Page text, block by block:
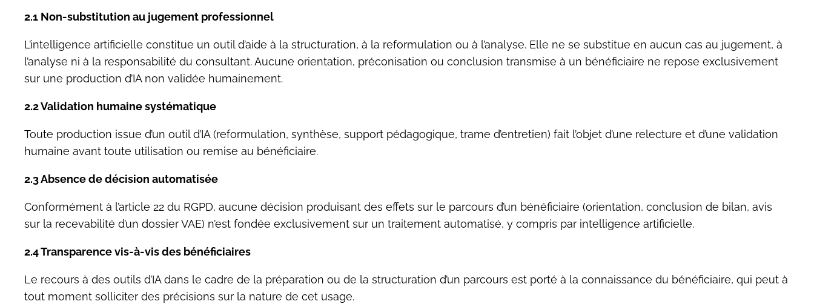
2.1 Non-substitution au jugement professionnel
L’intelligence artificielle constitue un outil d’aide à la structuration, à la reformulation ou à l’analyse. Elle ne se substitue en aucun cas au jugement, à
l’analyse ni à la responsabilité du consultant. Aucune orientation, préconisation ou conclusion transmise à un bénéficiaire ne repose exclusivement
sur une production d’IA non validée humainement.
2.2 Validation humaine systématique
Toute production issue d’un outil d’IA (reformulation, synthèse, support pédagogique, trame d’entretien) fait l’objet d’une relecture et d’une validation
humaine avant toute utilisation ou remise au bénéficiaire.
2.3 Absence de décision automatisée
Conformément à l’article 22 du RGPD, aucune décision produisant des effets sur le parcours d’un bénéficiaire (orientation, conclusion de bilan, avis
sur la recevabilité d’un dossier VAE) n’est fondée exclusivement sur un traitement automatisé, y compris par intelligence artificielle.
2.4 Transparence vis-à-vis des bénéficiaires
Le recours à des outils d’IA dans le cadre de la préparation ou de la structuration d’un parcours est porté à la connaissance du bénéficiaire, qui peut à
tout moment solliciter des précisions sur la nature de cet usage.